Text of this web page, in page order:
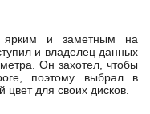
ярким и заметным на
и владелец данных
Он захотел, чтобы
поэтому выбрал в
цвет для своих дисков.